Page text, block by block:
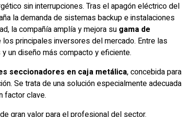
sin interrupciones. Tras el apagón eléctrico del
la demanda de sistemas backup e instalaciones
la compañía amplía y mejora su gama de
principales inversores del mercado. Entre las
un diseño más compacto y eficiente.
seccionadores en caja metálica, concebida para
Se trata de una solución especialmente adecuada
factor clave.
gran valor para el profesional del sector.